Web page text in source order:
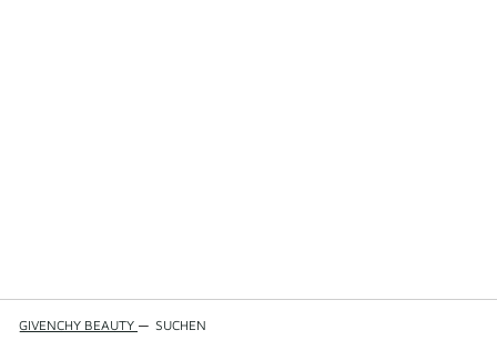
GIVENCHY BEAUTY — SUCHEN